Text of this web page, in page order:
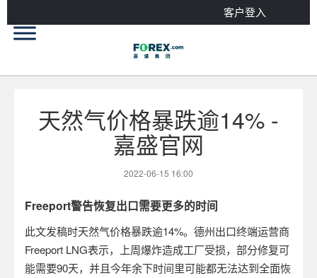
客户登入
天然气价格暴跌逾14% -
嘉盛官网
2022-06-15 16:00
Freeport警告恢复出口需要更多的时间
此文发稿时天然气价格暴跌逾14%。德州出口终端运营商
Freeport LNG表示，上周爆炸造成工厂受损，部分修复可
能需要90天，并且今年余下时间里可能都无法达到全面恢